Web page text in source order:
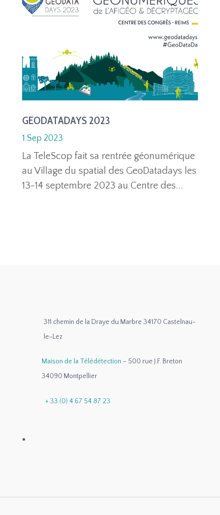
GEODATADAYS 2023
1 Sep 2023
La TeleScop fait sa rentrée géonumérique
au Village du spatial des GeoDatadays les
13-14 septembre 2023 au Centre des...
311 chemin de la Draye du Marbre 34170 Castelnau-
le-Lez
Maison de la Télédétection – 500 rue J.F. Breton
34090 Montpellier
+ 33 (0) 4 67 54 87 23